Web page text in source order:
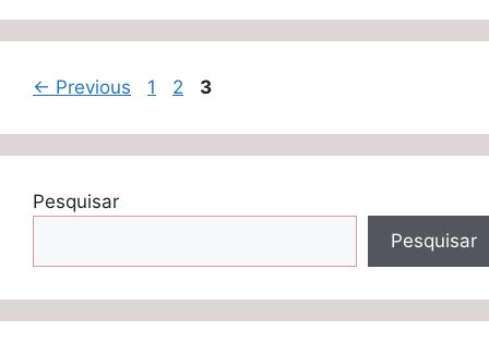
← Previous Page
1 Page
2 Page
3
Pesquisar
Pesquisar